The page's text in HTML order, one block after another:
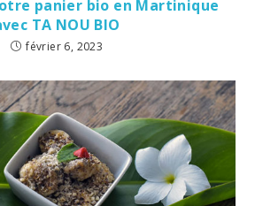
panier bio en Martinique
TA NOU BIO
février 6, 2023